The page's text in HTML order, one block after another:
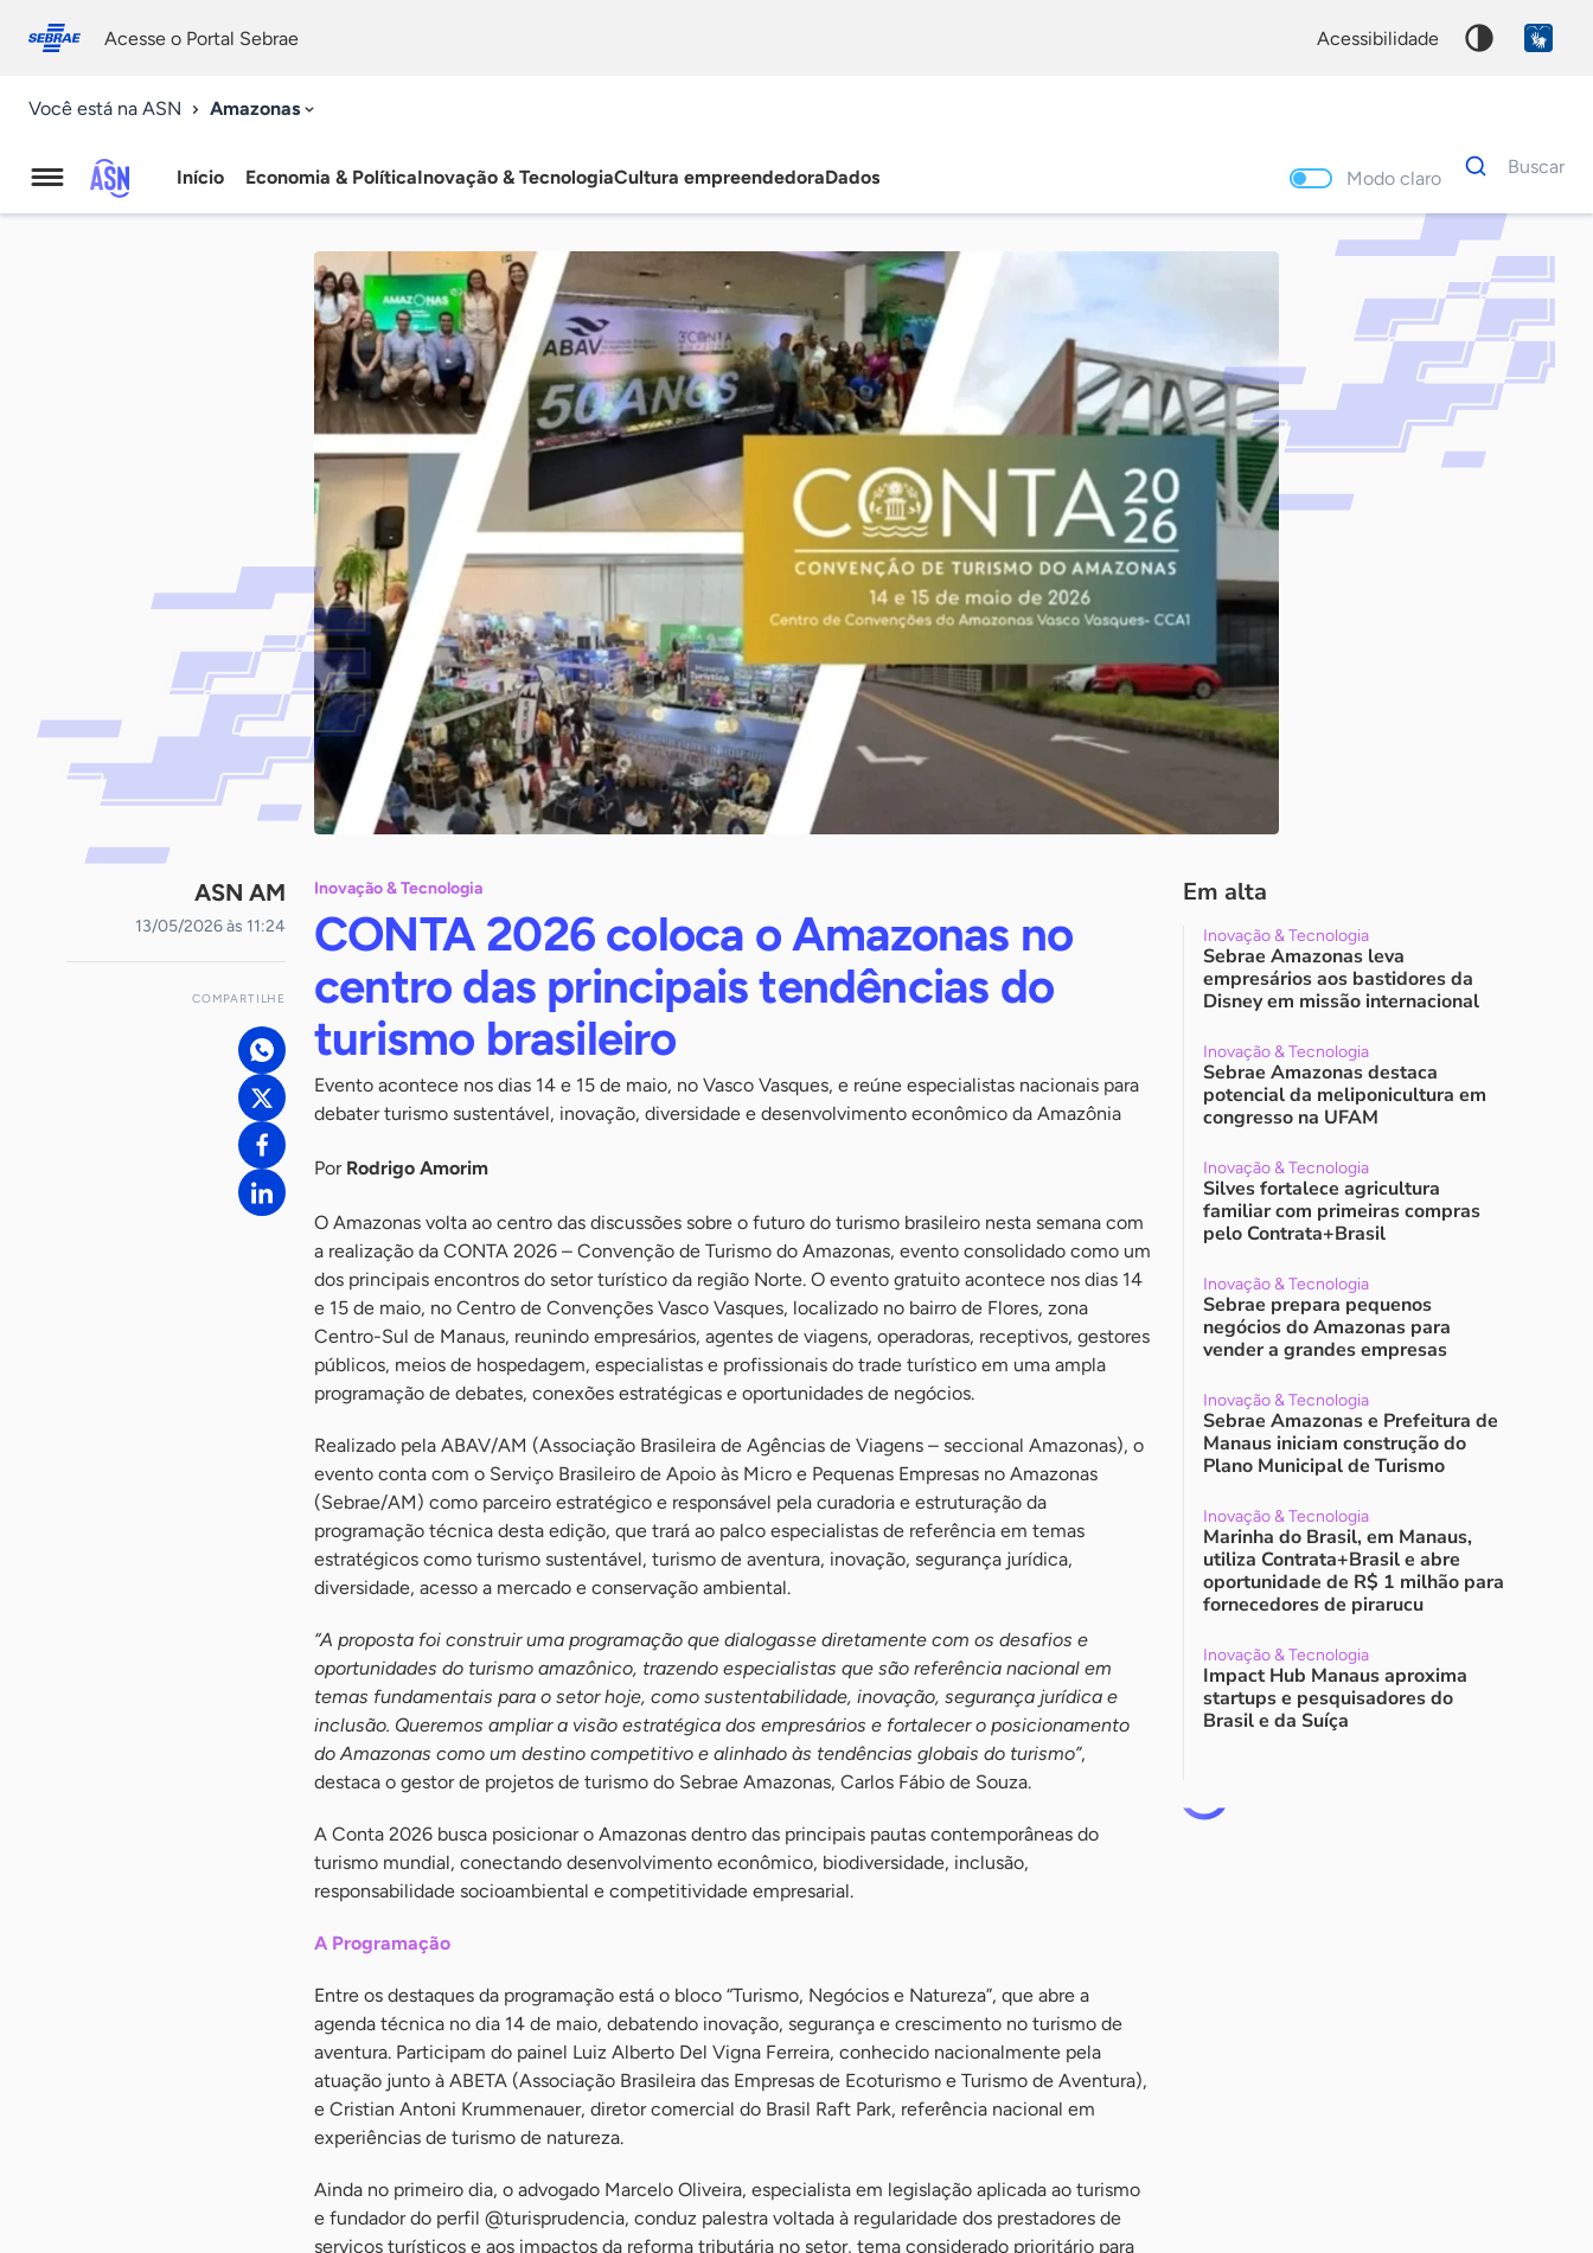
conosco
Acesse o Portal Sebrae acessibilidade
Você está na ASN Amazonas
Agência
Início Economia & PolíticaInovação & TecnologiaCultura empreendedoraDados Modo claro
Dados
para
Buscar
Palavra
chave
ASN AM
13/05/2026 às 11:24
COMPARTILHE
Inovação & Tecnologia
CONTA 2026 coloca o Amazonas no
centro das principais tendências do
turismo brasileiro
Evento acontece nos dias 14 e 15 de maio, no Vasco Vasques, e reúne especialistas nacionais para
debater turismo sustentável, inovação, diversidade e desenvolvimento econômico da Amazônia
Por Rodrigo Amorim
O Amazonas volta ao centro das discussões sobre o futuro do turismo brasileiro nesta semana com
a realização da CONTA 2026 – Convenção de Turismo do Amazonas, evento consolidado como um
dos principais encontros do setor turístico da região Norte. O evento gratuito acontece nos dias 14
e 15 de maio, no Centro de Convenções Vasco Vasques, localizado no bairro de Flores, zona
Centro-Sul de Manaus, reunindo empresários, agentes de viagens, operadoras, receptivos, gestores
públicos, meios de hospedagem, especialistas e profissionais do trade turístico em uma ampla
programação de debates, conexões estratégicas e oportunidades de negócios.
Realizado pela ABAV/AM (Associação Brasileira de Agências de Viagens – seccional Amazonas), o
evento conta com o Serviço Brasileiro de Apoio às Micro e Pequenas Empresas no Amazonas
(Sebrae/AM) como parceiro estratégico e responsável pela curadoria e estruturação da
programação técnica desta edição, que trará ao palco especialistas de referência em temas
estratégicos como turismo sustentável, turismo de aventura, inovação, segurança jurídica,
diversidade, acesso a mercado e conservação ambiental.
“A proposta foi construir uma programação que dialogasse diretamente com os desafios e
oportunidades do turismo amazônico, trazendo especialistas que são referência nacional em
temas fundamentais para o setor hoje, como sustentabilidade, inovação, segurança jurídica e
inclusão. Queremos ampliar a visão estratégica dos empresários e fortalecer o posicionamento
do Amazonas como um destino competitivo e alinhado às tendências globais do turismo”,
destaca o gestor de projetos de turismo do Sebrae Amazonas, Carlos Fábio de Souza.
A Conta 2026 busca posicionar o Amazonas dentro das principais pautas contemporâneas do
turismo mundial, conectando desenvolvimento econômico, biodiversidade, inclusão,
responsabilidade socioambiental e competitividade empresarial.
A Programação
Entre os destaques da programação está o bloco “Turismo, Negócios e Natureza”, que abre a
agenda técnica no dia 14 de maio, debatendo inovação, segurança e crescimento no turismo de
aventura. Participam do painel Luiz Alberto Del Vigna Ferreira, conhecido nacionalmente pela
atuação junto à ABETA (Associação Brasileira das Empresas de Ecoturismo e Turismo de Aventura),
e Cristian Antoni Krummenauer, diretor comercial do Brasil Raft Park, referência nacional em
experiências de turismo de natureza.
Ainda no primeiro dia, o advogado Marcelo Oliveira, especialista em legislação aplicada ao turismo
e fundador do perfil @turisprudencia, conduz palestra voltada à regularidade dos prestadores de
serviços turísticos e aos impactos da reforma tributária no setor, tema considerado prioritário para
Em alta
Inovação & Tecnologia
Sebrae Amazonas leva
empresários aos bastidores da
Disney em missão internacional
Inovação & Tecnologia
Sebrae Amazonas destaca
potencial da meliponicultura em
congresso na UFAM
Inovação & Tecnologia
Silves fortalece agricultura
familiar com primeiras compras
pelo Contrata+Brasil
Inovação & Tecnologia
Sebrae prepara pequenos
negócios do Amazonas para
vender a grandes empresas
Inovação & Tecnologia
Sebrae Amazonas e Prefeitura de
Manaus iniciam construção do
Plano Municipal de Turismo
Inovação & Tecnologia
Marinha do Brasil, em Manaus,
utiliza Contrata+Brasil e abre
oportunidade de R$ 1 milhão para
fornecedores de pirarucu
Inovação & Tecnologia
Impact Hub Manaus aproxima
startups e pesquisadores do
Brasil e da Suíça